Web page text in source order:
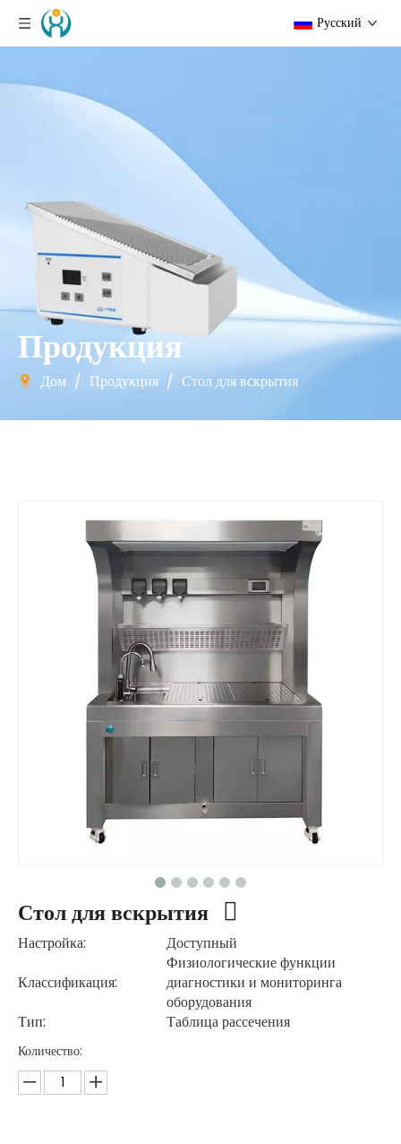
Pусский
Продукция
Дом / Продукция / Стол для вскрытия
Стол для вскрытия
Настройка:
Доступный
Классификация:
Физиологические функции
диагностики и мониторинга
оборудования
Тип:
Таблица рассечения
Количество: